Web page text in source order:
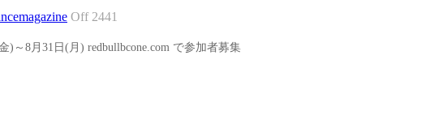
Off 2441
8月31日(月) redbullbcone.com で参加者募集